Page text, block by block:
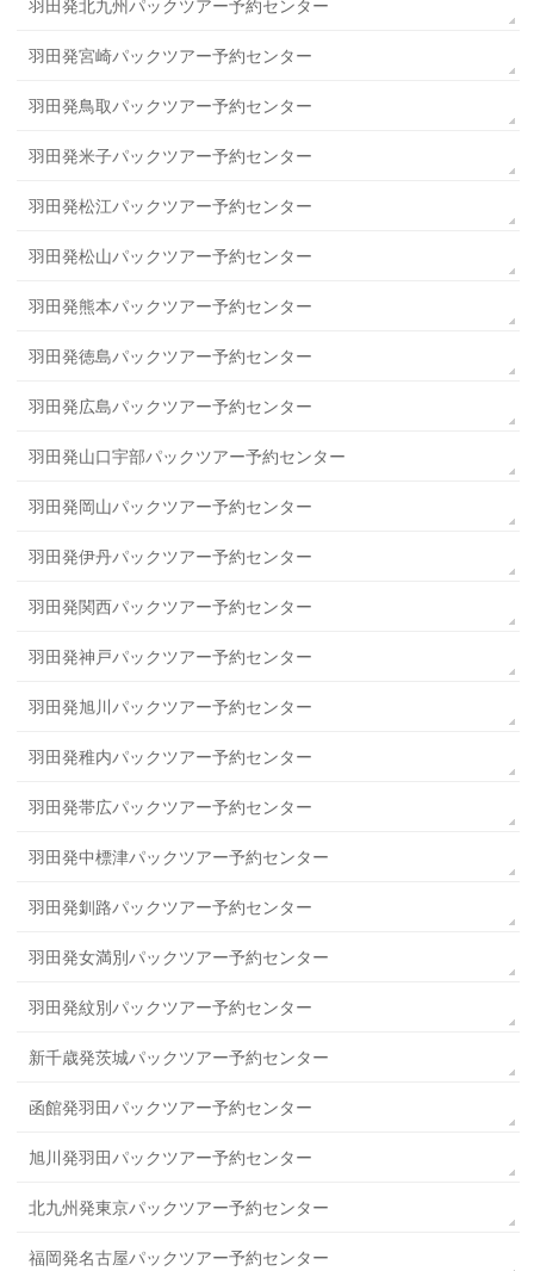
羽田発北九州パックツアー予約センター
羽田発宮崎パックツアー予約センター
羽田発鳥取パックツアー予約センター
羽田発米子パックツアー予約センター
羽田発松江パックツアー予約センター
羽田発松山パックツアー予約センター
羽田発熊本パックツアー予約センター
羽田発徳島パックツアー予約センター
羽田発広島パックツアー予約センター
羽田発山口宇部パックツアー予約センター
羽田発岡山パックツアー予約センター
羽田発伊丹パックツアー予約センター
羽田発関西パックツアー予約センター
羽田発神戸パックツアー予約センター
羽田発旭川パックツアー予約センター
羽田発稚内パックツアー予約センター
羽田発帯広パックツアー予約センター
羽田発中標津パックツアー予約センター
羽田発釧路パックツアー予約センター
羽田発女満別パックツアー予約センター
羽田発紋別パックツアー予約センター
新千歳発茨城パックツアー予約センター
函館発羽田パックツアー予約センター
旭川発羽田パックツアー予約センター
北九州発東京パックツアー予約センター
福岡発名古屋パックツアー予約センター